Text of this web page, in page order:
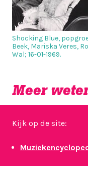
Shocking Blue,
Beek, Mariska Veres,
Wal; 16-01-1969.
Meer
Kijk op de site: